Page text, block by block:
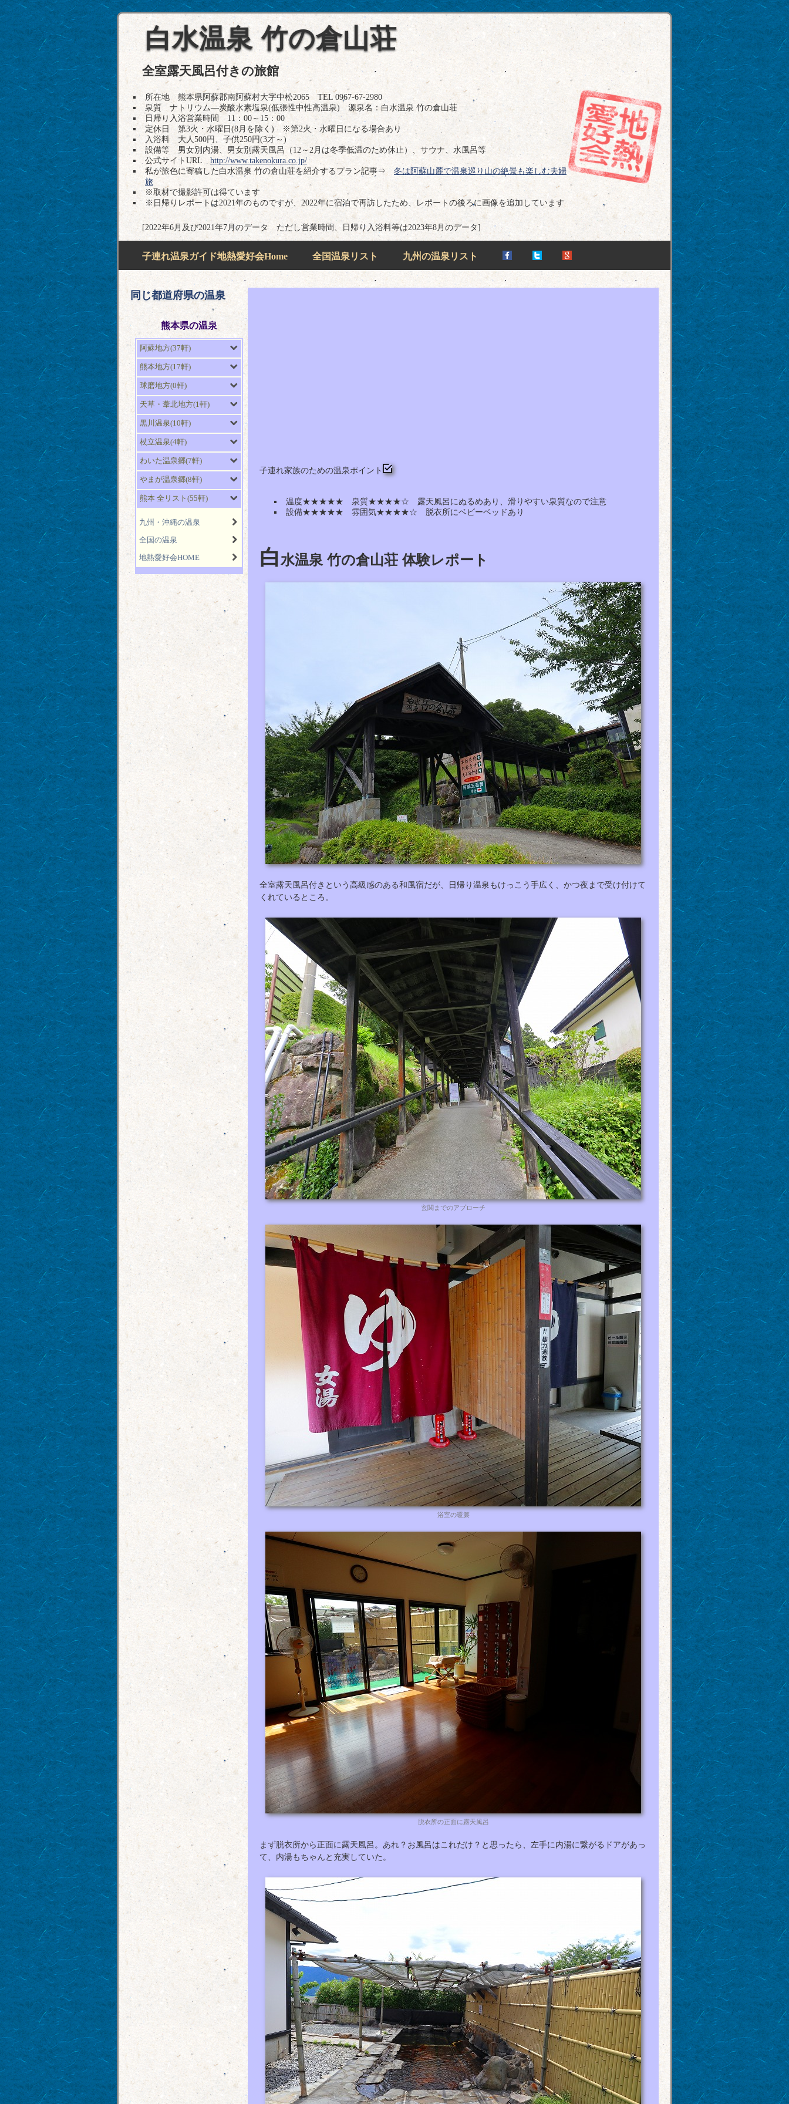
白水温泉 竹の倉山荘
全室露天風呂付きの旅館
所在地 熊本県阿蘇郡南阿蘇村大字中松2065 TEL 0967-67-2980
泉質 ナトリウム―炭酸水素塩泉(低張性中性高温泉) 源泉名：白水温泉 竹の倉山荘
日帰り入浴営業時間 11：00～15：00
定休日 第3火・水曜日(8月を除く) ※第2火・水曜日になる場合あり
入浴料 大人500円、子供250円(3才～)
設備等 男女別内湯、男女別露天風呂（12～2月は冬季低温のため休止）、サウナ、水風呂等
公式サイトURL http://www.takenokura.co.jp/
私が旅色に寄稿した白水温泉 竹の倉山荘を紹介するプラン記事⇒ 冬は阿蘇山麓で温泉巡り山の絶景も楽しむ夫婦
旅
※取材で撮影許可は得ています
※日帰りレポートは2021年のものですが、2022年に宿泊で再訪したため、レポートの後ろに画像を追加しています
[2022年6月及び2021年7月のデータ ただし営業時間、日帰り入浴料等は2023年8月のデータ]
子連れ温泉ガイド地熱愛好会Home 全国温泉リスト 九州の温泉リスト
子連れ家族のための温泉ポイント
温度★★★★★ 泉質★★★★☆ 露天風呂にぬるめあり、滑りやすい泉質なので注意
設備★★★★★ 雰囲気★★★★☆ 脱衣所にベビーベッドあり
白水温泉 竹の倉山荘 体験レポート
全室露天風呂付きという高級感のある和風宿だが、日帰り温泉もけっこう手広く、かつ夜まで受け付けて
くれているところ。
玄関までのアプローチ
浴室の暖簾
脱衣所の正面に露天風呂
まず脱衣所から正面に露天風呂。あれ？お風呂はこれだけ？と思ったら、左手に内湯に繋がるドアがあっ
て、内湯もちゃんと充実していた。
同じ都道府県の温泉